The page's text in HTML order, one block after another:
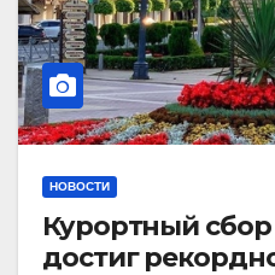
НОВОСТИ
Курортный
достиг